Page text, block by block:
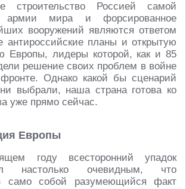
строительство Россией самой
армии мира и форсированное
вооружений являются ответом
антироссийские планы и открытую
Европы, лидеры которой, как и 85
решение своих проблем в войне
Однако какой бы сценарий
выбрали, наша страна готова ко
уже прямо сейчас.
Европы
году всесторонний упадок
настолько очевидным, что
само собой разумеющийся факт